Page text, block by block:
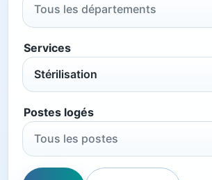
Tous les départements
Services
Stérilisation
Postes logés
Tous les postes